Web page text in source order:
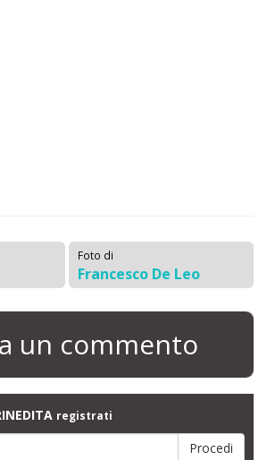
Foto di
Francesco De Leo
un commento
registrati